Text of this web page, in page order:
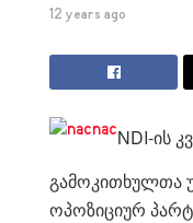
12 years ago
NDI-ის
გამოკითხულთა
ოპოზიციურ